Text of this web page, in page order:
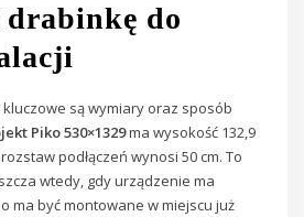
drabinkę do
są wymiary oraz sposób
Piko 530×1329ma wysokość 132,9
podłączeń wynosi 50 cm. To
wtedy, gdy urządzenie ma
ma być montowane w miejscu już